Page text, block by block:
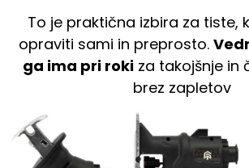
To je praktična izbira za tiste,
opraviti sami in preprosto.
ga ima pri roki za takojšnje in
brez zapletov